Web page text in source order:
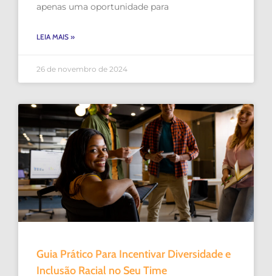
apenas uma oportunidade para
LEIA MAIS »
26 de novembro de 2024
Guia Prático Para Incentivar Diversidade e
Inclusão Racial no Seu Time